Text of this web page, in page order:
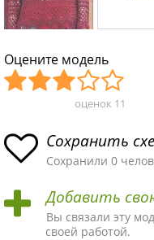
Оцените модель
асн
ая
ма
пло
хая
ма
ыч
ная
ма
Хор
ая
ма
Отл
ая
ма!
оценок 11
Сохранить
Сохранили 0
Добавить
Вы связали эту
своей работой.